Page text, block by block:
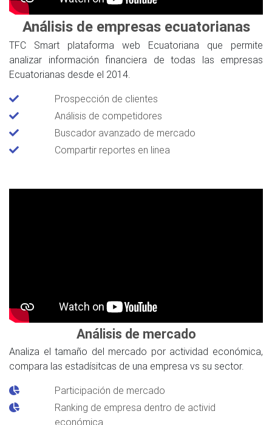
Análisis de empresas ecuatorianas
TFC Smart plataforma web Ecuatoriana que permite
analizar información financiera de todas las empresas
Ecuatorianas desde el 2014.
Prospección de clientes
Análisis de competidores
Buscador avanzado de mercado
Compartir reportes en linea
Análisis de mercado
Analiza el tamaño del mercado por actividad económica,
compara las estadísitcas de una empresa vs su sector.
Participación de mercado
Ranking de empresa dentro de activid
económica